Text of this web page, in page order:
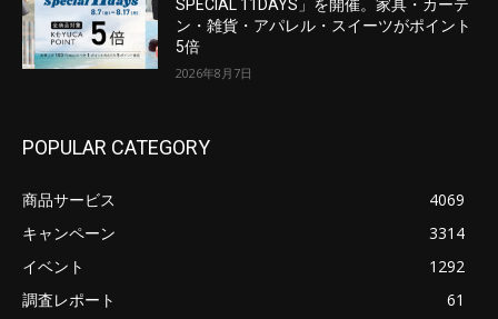
SPECIAL 11DAYS」を開催。家具・カーテ
ン・雑貨・アパレル・スイーツがポイント
5倍
2026年8月7日
POPULAR CATEGORY
商品サービス
4069
キャンペーン
3314
イベント
1292
調査レポート
61